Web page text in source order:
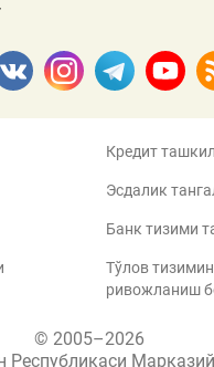
Кредит
Эсдалик
Банк тизими
Тўлов
ривожланиш
© 2005–2026
Республикаси